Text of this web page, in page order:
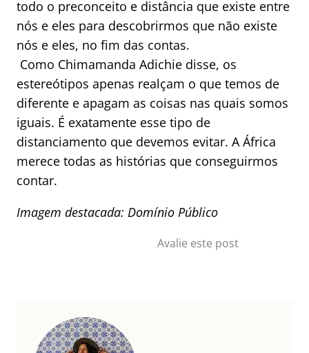
todo o preconceito e distância que existe entre
nós e eles para descobrirmos que não existe
nós e eles, no fim das contas.
Como Chimamanda Adichie disse, os
estereótipos apenas realçam o que temos de
diferente e apagam as coisas nas quais somos
iguais. É exatamente esse tipo de
distanciamento que devemos evitar. A África
merece todas as histórias que conseguirmos
contar.
Imagem destacada: Domínio Público
Avalie este post